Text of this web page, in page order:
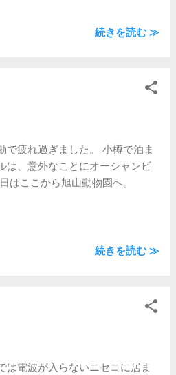
続きを読む ≫
で疲れ過ぎました。 小樽で泊ま
は、意外なことにオーシャンビ
はここから旭山動物園へ。
続きを読む ≫
は電波が入らないニセコに居ま